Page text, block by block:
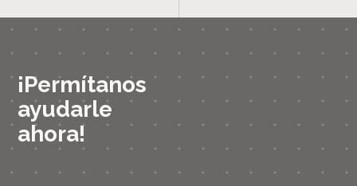
¡Permítanos
ayudarle
ahora!